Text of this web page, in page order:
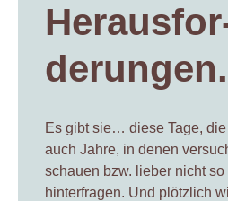
derungen.
Es gibt sie… diese Tage, die
auch Jahre, in denen
schauen bzw. lieber nicht so
hinterfragen. Und plötzlich